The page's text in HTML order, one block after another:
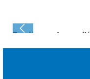
Dernièrement consulté :